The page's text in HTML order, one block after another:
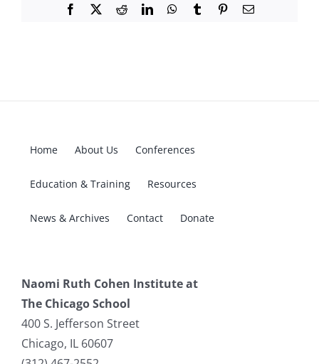
Facebook RedditLinkedInWhatsApp
Tumblr PinterestEmail
Home About Us Conferences
Education & Training Resources
News & Archives Contact Donate
Naomi Ruth Cohen Institute at
The Chicago School
400 S. Jefferson Street
Chicago, IL 60607